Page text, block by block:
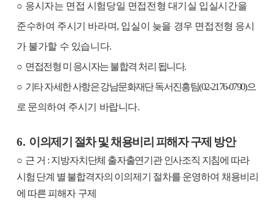
○ 응시자는 면접 시험당일 면접전형 대기실 입실시간을
준수하여 주시기 바라며, 입실이 늦을 경우 면접전형 응시
가 불가할 수 있습니다.
○ 면접전형 미 응시자는 불합격 처리 됩니다.
○ 기타 자세한 사항은 강남문화재단 독서진흥팀(02-2176-0790)으
로 문의하여 주시기 바랍니다.
6. 이의제기 절차 및 채용비리 피해자 구제 방안
○ 근 거 : 지방자치단체 출자출연기관 인사조직 지침에 따라
시험 단계 별 불합격자의 이의제기 절차를 운영하여 채용비리
에 따른 피해자 구제